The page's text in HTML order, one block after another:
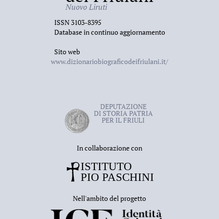
Venezia Giulia ed ospitano la sede dell’Ente regionale
per lo sviluppo dell’agricoltura.
Nuovo Liruti
ISSN 3103-8395
Database in continuo aggiornamento
Sito web
www.dizionariobiograficodeifriulani.it/
DEPUTAZIONE
DI STORIA PATRIA
PER IL FRIULI
In collaborazione con
Nell'ambito del progetto